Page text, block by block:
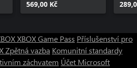
569,00 Kč
XBOX Game Pass Příslušenství pro
Zpětná vazba Komunitní standardy
záchvatem Účet Microsoft